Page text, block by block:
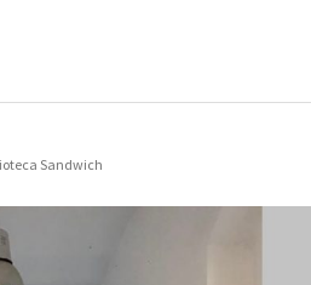
Sandwich